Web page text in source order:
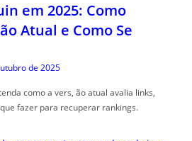
em 2025: Como
Atual e Como Se
de 2025
como a vers, ão atual avalia links,
fazer para recuperar rankings.